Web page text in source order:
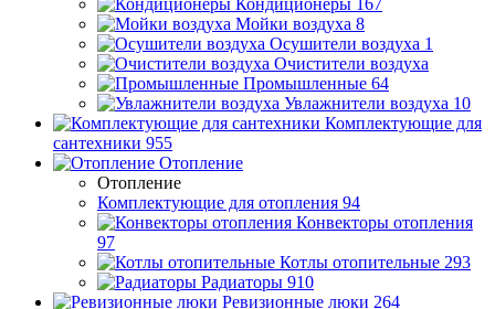
Кондиционеры
167
Мойки воздуха 8
Осушители воздуха 1
Очистители воздуха
Промышленные 64
Увлажнители воздуха 10
Комплектующие для
сантехники 955
Отопление
Отопление
Комплектующие для отопления 94
Конвекторы отопления
97
Котлы отопительные 293
Радиаторы 910
Ревизионные люки 264